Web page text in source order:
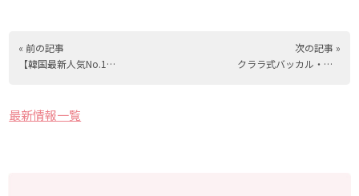
« 前の記事
【韓国最新人気No.1】ジュベルック（水光注射/ニードルRF）
次の記事 »
クララ式バッカル・ジョールファット除去のご紹介
最新情報一覧